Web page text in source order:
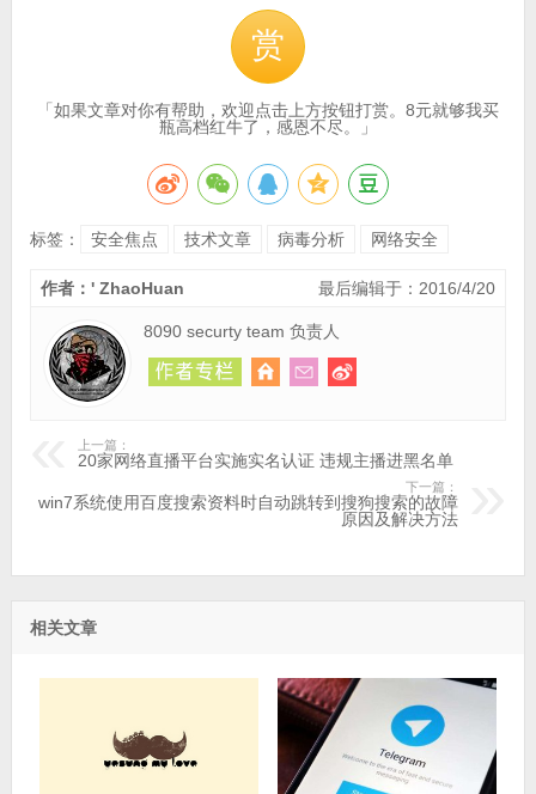
赏
「如果文章对你有帮助，欢迎点击上方按钮打赏。8元就够我买
瓶高档红牛了，感恩不尽。」
标签： 安全焦点 技术文章 病毒分析 网络安全
最后编辑于：2016/4/20
作者：' ZhaoHuan
8090 securty team 负责人
上一篇：
20家网络直播平台实施实名认证 违规主播进黑名单
下一篇：
win7系统使用百度搜索资料时自动跳转到搜狗搜索的故障
原因及解决方法
相关文章